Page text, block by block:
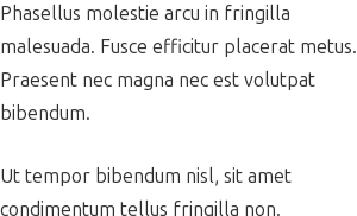
Phasellus molestie arcu in fringilla
malesuada. Fusce efficitur placerat metus.
Praesent nec magna nec est volutpat
bibendum.
Ut tempor bibendum nisl, sit amet
condimentum tellus fringilla non.